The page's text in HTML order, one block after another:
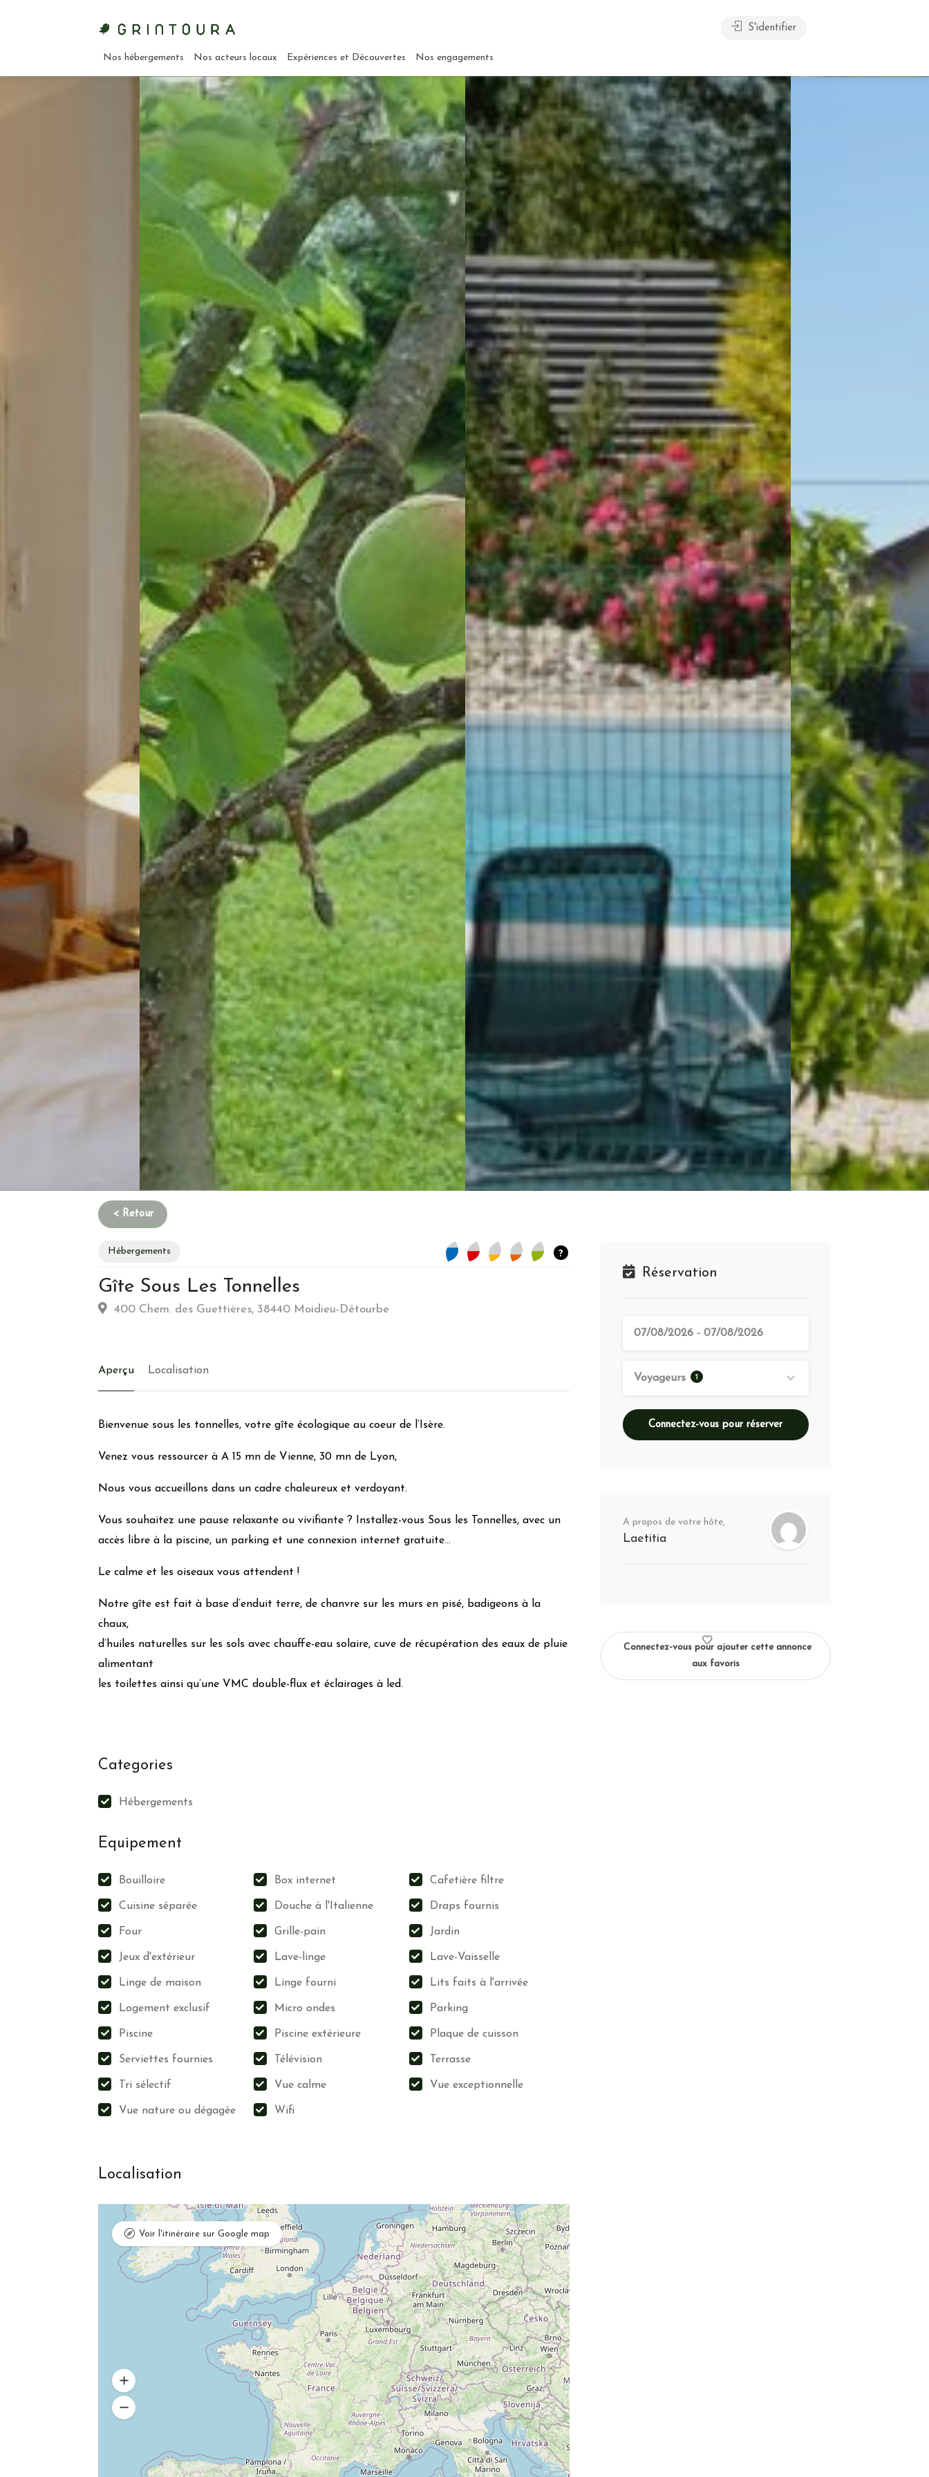
Nos hébergements Nos acteurs locaux Expériences et Découvertes Nos engagements
S'identifier
Hébergements ?
Habitation
Emplacement :Parc urbain-Bord de fleuve/rivière intra urbaine
Récupération eaux de pluie
Isolants bio sourcés
Utilisation de lampes à économie d’énergie/led
Chauffage :Fuel / électricité
Isolation :
Norme Maison passive
Gestion quotidienne
Produits locaux
Produits locaux bio
Produits d’hygiène éco-responsables
Métaux
Poubelle à tri sélectif
Action pour la faune et la flore
Plantes mellifères
Engagement dans des Eco-labels
Valorisation des producteurs locaux, de l’artisanat et des associations locales
Valorisation du patrimoine local et culturel
Les notes (niveaux des feuilles) sont calculées en fonction des déclarations des propriétaires et modérées par l’équipe
de Grintoura en prenant en compte, entre autres, les retours des visiteurs
Gîte Sous Les Tonnelles
400 Chem. des Guettières, 38440 Moidieu-Détourbe
Aperçu Localisation
Bienvenue sous les tonnelles, votre gîte écologique au coeur de l’Isère.
Venez vous ressourcer à A 15 mn de Vienne, 30 mn de Lyon,
Nous vous accueillons dans un cadre chaleureux et verdoyant.
Vous souhaitez une pause relaxante ou vivifiante ? Installez-vous Sous les Tonnelles, avec un
accès libre à la piscine, un parking et une connexion internet gratuite…
Le calme et les oiseaux vous attendent !
Notre gîte est fait à base d’enduit terre, de chanvre sur les murs en pisé, badigeons à la
chaux,
d’huiles naturelles sur les sols avec chauffe-eau solaire, cuve de récupération des eaux de pluie
alimentant
les toilettes ainsi qu’une VMC double-flux et éclairages à led.
Categories
Hébergements
Equipement
Bouilloire Box internet Cafetière filtre
Cuisine séparée Douche à l'Italienne Draps fournis
Four Grille-pain Jardin
Jeux d'extérieur Lave-linge Lave-Vaisselle
Linge de maison Linge fourni Lits faits à l'arrivée
Logement exclusif Micro ondes Parking
Piscine Piscine extérieure Plaque de cuisson
Serviettes fournies Télévision Terrasse
Tri sélectif Vue calme Vue exceptionnelle
Vue nature ou dégagée Wifi
Localisation
Voir l'itinéraire sur Google map
Réservation
Voyageurs 1
Connectez-vous pour réserver
A propos de votre hôte,
Laetitia
Connectez-vous pour ajouter cette annonce
aux favoris